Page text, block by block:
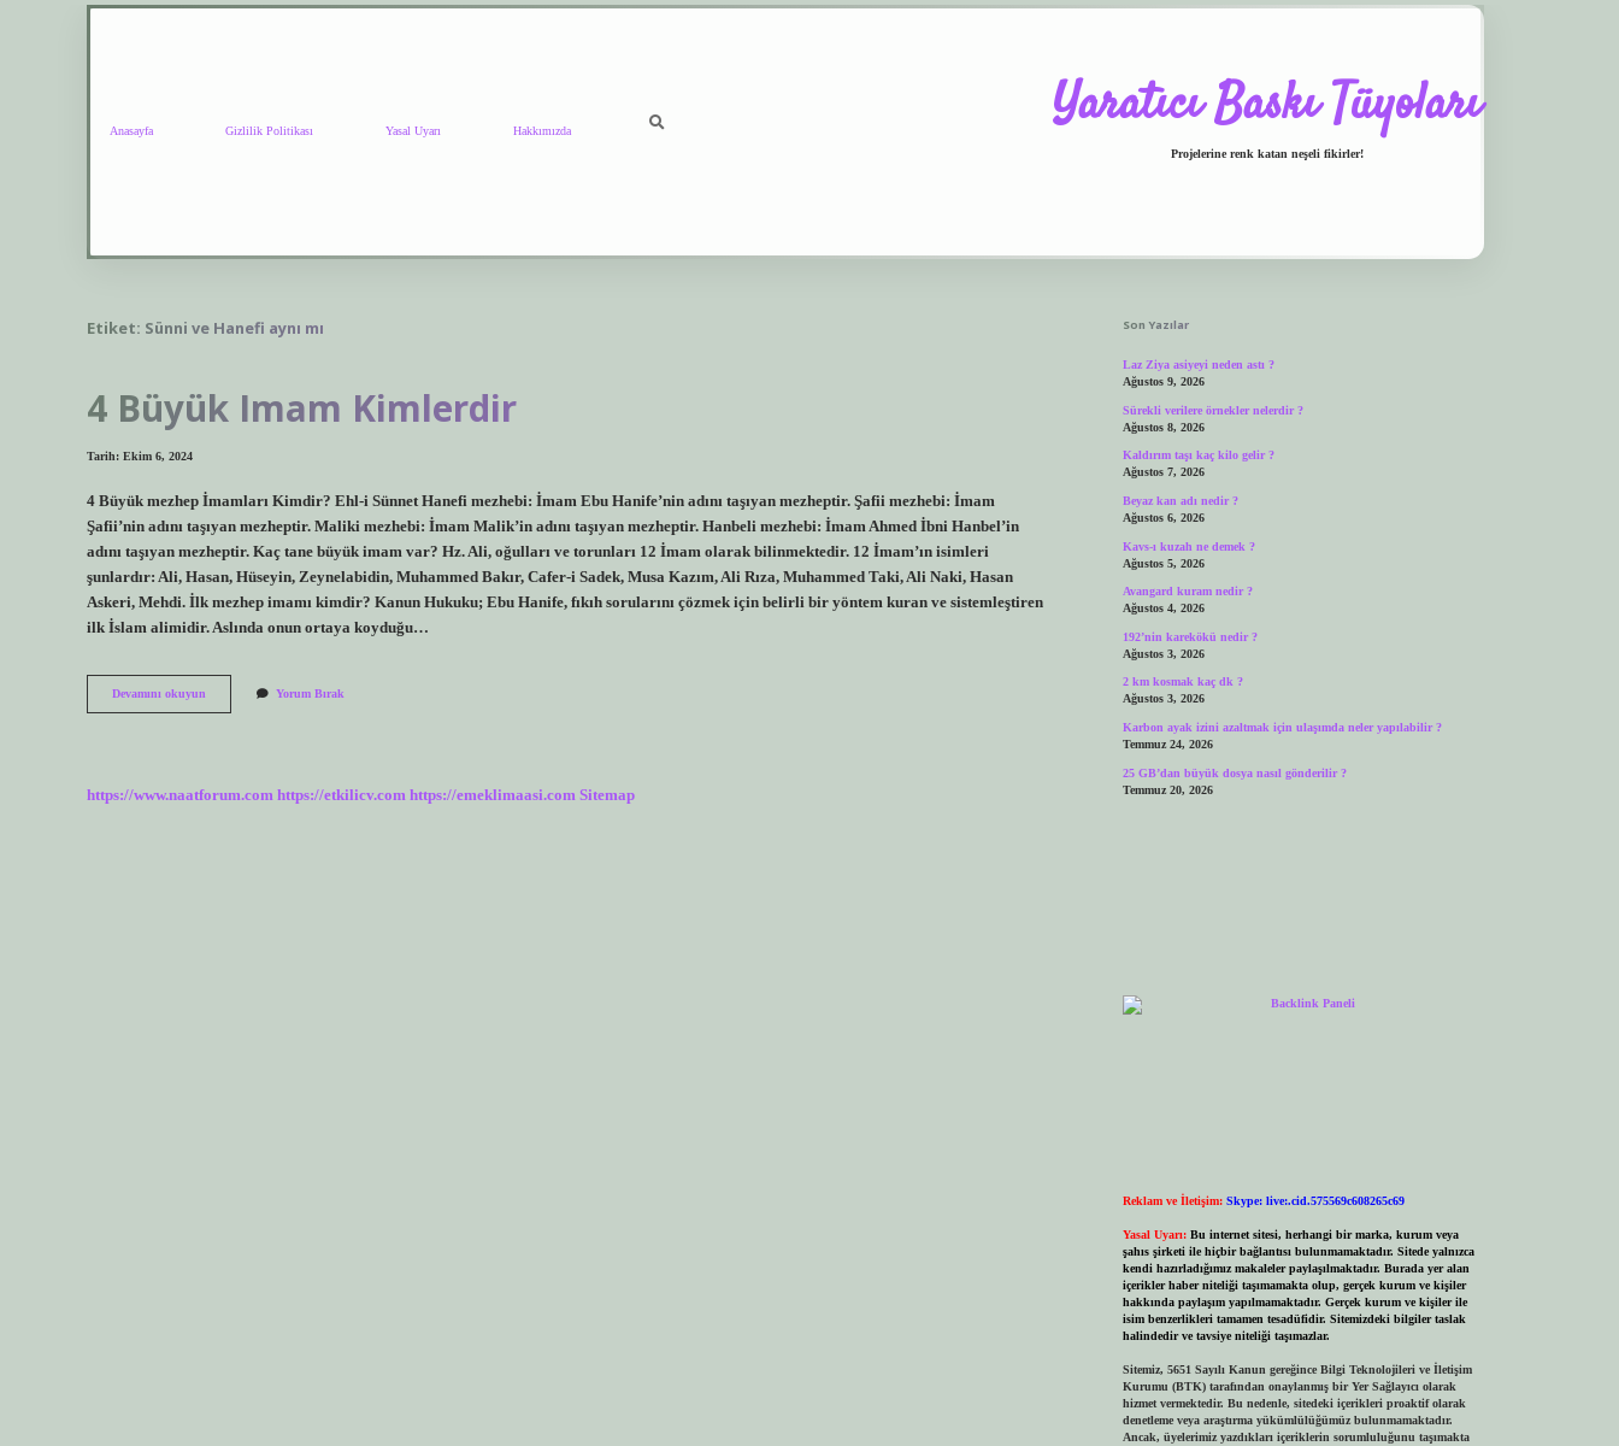
Anasayfa Gizlilik Politikası Yasal Uyarı Hakkımızda Yaratıcı Baskı Tüyoları
Projelerine renk katan neşeli fikirler!
Etiket: Sünni ve Hanefi aynı mı
4 Büyük Imam Kimlerdir
Tarih: Ekim 6, 2024
4 Büyük mezhep İmamları Kimdir? Ehl-i Sünnet Hanefi mezhebi: İmam Ebu Hanife’nin adını taşıyan mezheptir. Şafii mezhebi: İmam
Şafii’nin adını taşıyan mezheptir. Maliki mezhebi: İmam Malik’in adını taşıyan mezheptir. Hanbeli mezhebi: İmam Ahmed İbni Hanbel’in
adını taşıyan mezheptir. Kaç tane büyük imam var? Hz. Ali, oğulları ve torunları 12 İmam olarak bilinmektedir. 12 İmam’ın isimleri
şunlardır: Ali, Hasan, Hüseyin, Zeynelabidin, Muhammed Bakır, Cafer-i Sadek, Musa Kazım, Ali Rıza, Muhammed Taki, Ali Naki, Hasan
Askeri, Mehdi. İlk mezhep imamı kimdir? Kanun Hukuku; Ebu Hanife, fıkıh sorularını çözmek için belirli bir yöntem kuran ve sistemleştiren
ilk İslam alimidir. Aslında onun ortaya koyduğu…
Devamını okuyun
Büyük
Yorum Bırak
https://www.naatforum.com https://etkilicv.com https://emeklimaasi.com Sitemap
Son Yazılar
Laz Ziya asiyeyi neden astı ?
Ağustos 9, 2026
Sürekli verilere örnekler nelerdir ?
Ağustos 8, 2026
Kaldırım taşı kaç kilo gelir ?
Ağustos 7, 2026
Beyaz kan adı nedir ?
Ağustos 6, 2026
Kavs-ı kuzah ne demek ?
Ağustos 5, 2026
Avangard kuram nedir ?
Ağustos 4, 2026
192’nin karekökü nedir ?
Ağustos 3, 2026
2 km kosmak kaç dk ?
Ağustos 3, 2026
Karbon ayak izini azaltmak için ulaşımda neler yapılabilir ?
Temmuz 24, 2026
25 GB’dan büyük dosya nasıl gönderilir ?
Temmuz 20, 2026
Reklam ve İletişim: Skype: live:.cid.575569c608265c69
Yasal Uyarı: Bu internet sitesi, herhangi bir marka, kurum veya
şahıs şirketi ile hiçbir bağlantısı bulunmamaktadır. Sitede yalnızca
kendi hazırladığımız makaleler paylaşılmaktadır. Burada yer alan
içerikler haber niteliği taşımamakta olup, gerçek kurum ve kişiler
hakkında paylaşım yapılmamaktadır. Gerçek kurum ve kişiler ile
isim benzerlikleri tamamen tesadüfidir. Sitemizdeki bilgiler taslak
halindedir ve tavsiye niteliği taşımazlar.
Sitemiz, 5651 Sayılı Kanun gereğince Bilgi Teknolojileri ve İletişim
Kurumu (BTK) tarafından onaylanmış bir Yer Sağlayıcı olarak
hizmet vermektedir. Bu nedenle, sitedeki içerikleri proaktif olarak
denetleme veya araştırma yükümlülüğümüz bulunmamaktadır.
Ancak, üyelerimiz yazdıkları içeriklerin sorumluluğunu taşımakta